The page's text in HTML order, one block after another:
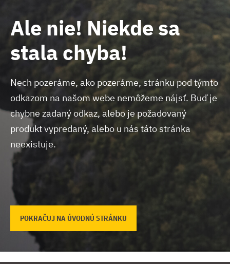
Ale nie! Niekde sa
stala chyba!
Nech pozeráme, ako pozeráme, stránku pod týmto
odkazom na našom webe nemôžeme nájsť. Buď je
chybne zadaný odkaz, alebo je požadovaný
produkt vypredaný, alebo u nás táto stránka
neexistuje.
POKRAČUJ NA ÚVODNÚ STRÁNKU